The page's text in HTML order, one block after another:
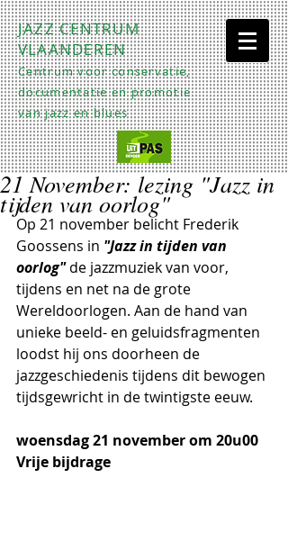
JAZZ CENTRUM
VLAANDEREN
Centrum voor conservatie,
documentatie en promotie
van jazz en blues
21 November: lezing "Jazz in
tijden van oorlog"
Op 21 november belicht Frederik
Goossens in "Jazz in tijden van
oorlog" de jazzmuziek van voor,
tijdens en net na de grote
Wereldoorlogen. Aan de hand van
unieke beeld- en geluidsfragmenten
loodst hij ons doorheen de
jazzgeschiedenis tijdens dit bewogen
tijdsgewricht in de twintigste eeuw.
woensdag 21 november om 20u00
Vrije bijdrage